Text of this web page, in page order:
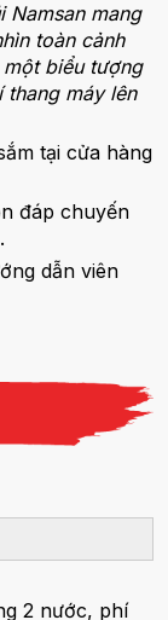
Namsan mang
toàn cảnh
biểu tượng
thang máy lên
tại cửa hàng
đáp chuyến
dẫn viên
2 nước, phí